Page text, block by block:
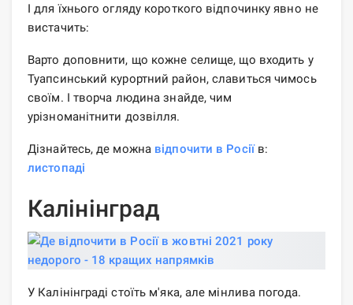
І для їхнього огляду короткого відпочинку явно не
вистачить:
Варто доповнити, що кожне селище, що входить у
Туапсинський курортний район, славиться чимось
своїм. І творча людина знайде, чим
урізноманітнити дозвілля.
Дізнайтесь, де можна відпочити в Росіїв:
листопаді
Калінінград
У Калінінграді стоїть м'яка, але мінлива погода.